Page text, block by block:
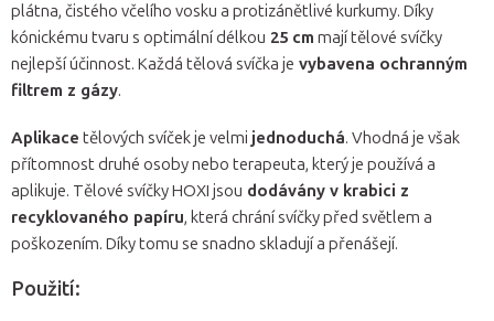
plátna, čistého včelího vosku a protizánětlivé kurkumy. Díky
kónickému tvaru s optimální délkou 25 cm mají tělové svíčky
nejlepší účinnost. Každá tělová svíčka je vybavena ochranným
filtrem z gázy.
Aplikace tělových svíček je velmi jednoduchá. Vhodná je však
přítomnost druhé osoby nebo terapeuta, který je používá a
aplikuje. Tělové svíčky HOXI jsou dodávány v krabici z
recyklovaného papíru, která chrání svíčky před světlem a
poškozením. Díky tomu se snadno skladují a přenášejí.
Použití: